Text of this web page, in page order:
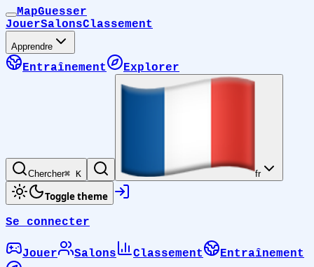
MapGuesser
JouerSalonsClassement
Apprendre
Entraînement Explorer
Chercher⌘ K fr
Toggle theme
Se connecter
Jouer Salons Classement
Entraînement